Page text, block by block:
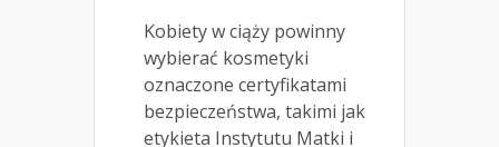
Kobiety w ciąży powinny
wybierać kosmetyki
oznaczone certyfikatami
bezpieczeństwa, takimi jak
etykieta Instytutu Matki i